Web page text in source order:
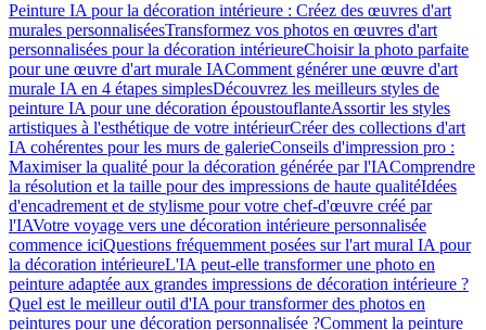
Peinture IA pour la décoration intérieure : Créez des œuvres d'art
murales personnaliséesTransformez vos photos en œuvres d'art
personnalisées pour la décoration intérieureChoisir la photo parfaite
pour une œuvre d'art murale IAComment générer une œuvre d'art
murale IA en 4 étapes simplesDécouvrez les meilleurs styles de
peinture IA pour une décoration époustouflanteAssortir les styles
artistiques à l'esthétique de votre intérieurCréer des collections d'art
IA cohérentes pour les murs de galerieConseils d'impression pro :
Maximiser la qualité pour la décoration générée par l'IAComprendre
la résolution et la taille pour des impressions de haute qualitéIdées
d'encadrement et de stylisme pour votre chef-d'œuvre créé par
l'IAVotre voyage vers une décoration intérieure personnalisée
commence iciQuestions fréquemment posées sur l'art mural IA pour
la décoration intérieureL'IA peut-elle transformer une photo en
peinture adaptée aux grandes impressions de décoration intérieure ?
Quel est le meilleur outil d'IA pour transformer des photos en
peintures pour une décoration personnalisée ?Comment la peinture